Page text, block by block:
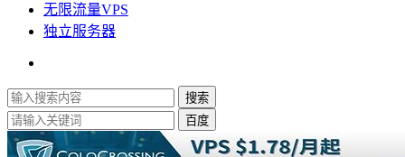
无限流量VPS
独立服务器